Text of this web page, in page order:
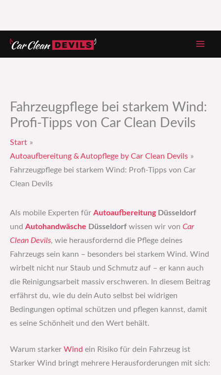
Zum
Inhalt
Fahrzeugpflege bei starkem Wind:
Profi-Tipps von Car Clean Devils
Start
Autoaufbereitung & Autopflege by Car Clean Devils
Fahrzeugpflege bei starkem Wind: Profi-Tipps von Car
Clean Devils
Als mobile Experten für Autoaufbereitung Düsseldorf
und Autohandwäsche Düsseldorf wissen wir von Car
Clean Devils, wie herausfordernd die Pflege deines
Fahrzeugs sein kann – besonders bei starkem Wind. Wind
wirbelt nicht nur Staub und Schmutz auf – er kann auch
die Reinigungsarbeit massiv erschweren. In diesem Beitrag
erfährst du, wie du dein Auto selbst bei widrigen
Bedingungen optimal schützen und pflegen kannst, damit
es seine Schönheit und den Wert behält.
Warum starker Wind ein Risiko für dein Fahrzeug ist
Starker Wind bringt mehrere Herausforderungen mit sich: